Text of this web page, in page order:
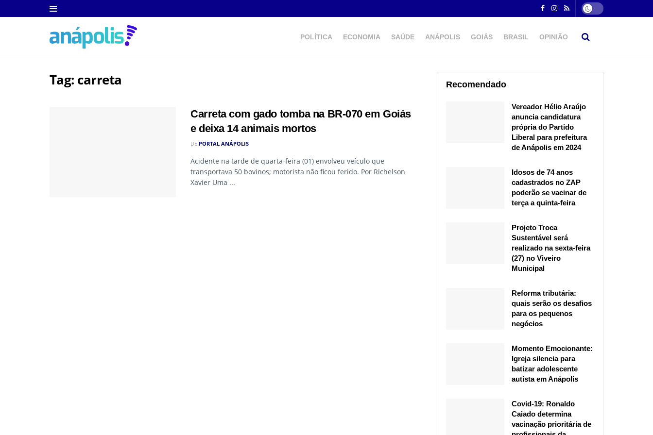
POLÍTICA ECONOMIA SAÚDE ANÁPOLIS GOIÁS BRASIL OPINIÃO
Tag: carreta
Carreta com gado tomba na BR-070 em Goiás
e deixa 14 animais mortos
DE PORTAL ANÁPOLIS
Acidente na tarde de quarta-feira (01) envolveu veículo que
transportava 50 bovinos; motorista não ficou ferido. Por Richelson
Xavier Uma ...
Recomendado
Vereador Hélio Araújo
anuncia candidatura
própria do Partido
Liberal para prefeitura
de Anápolis em 2024
Idosos de 74 anos
cadastrados no ZAP
poderão se vacinar de
terça a quinta-feira
Projeto Troca
Sustentável será
realizado na sexta-feira
(27) no Viveiro
Municipal
Reforma tributária:
quais serão os desafios
para os pequenos
negócios
Momento Emocionante:
Igreja silencia para
batizar adolescente
autista em Anápolis
Covid-19: Ronaldo
Caiado determina
vacinação prioritária de